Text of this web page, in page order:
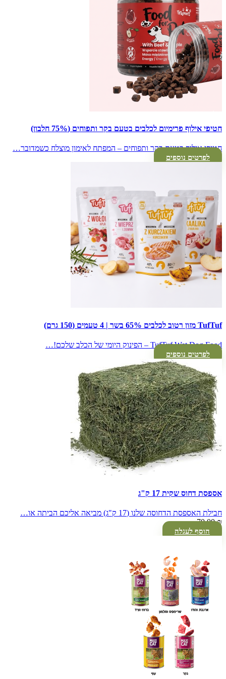
חטיפי אילוף פרימיום לכלבים בטעם בקר ותפוחים (75% חלבון)
חטיפי אילוף בטעם בקר ותפוחים – המפתח לאימון מוצלח כשמדובר…
לפרטים נוספים
TufTuf מזון רטוב לכלבים 65% בשר | 4 טעמים (150 גרם)
TufTuf Wet Dog Food – הפינוק היומי של הכלב שלכם!…
לפרטים נוספים
אספסת דחוס שקית 17 ק"ג
חבילת האספסת הדחוסה שלנו (17 ק"ג) מביאה אליכם הביתה או…
70.00₪
הוסף לעגלה